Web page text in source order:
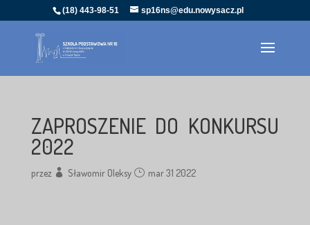
(18) 443-98-51 sp16ns@edu.nowysacz.pl
ZAPROSZENIE DO KONKURSU
2022
przez Sławomir Oleksy mar 31 2022